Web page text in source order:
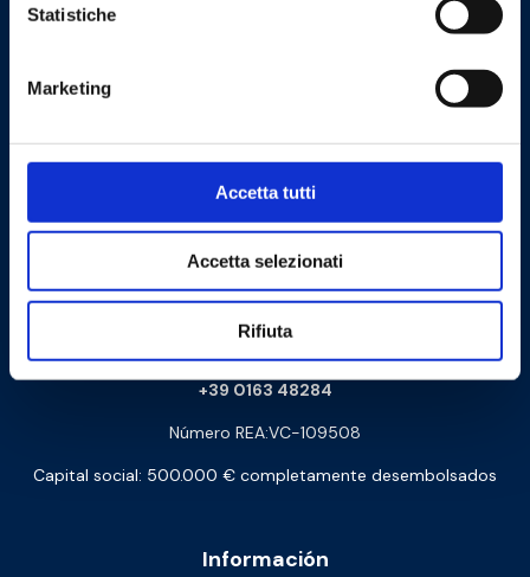
Statistiche
Marketing
Accetta tutti
Accetta selezionati
Rifiuta
Via Monte Fenera, 7 - 13018 Valduggia (VC) - ITALY
28075 Grignasco (NO) - ITALY
Correo electrónico certificado:
amministrazione@barberipec.it
Whistleblowing:whistleblowing@barberi.it
Información
+39 0163 48284
Número REA:VC-109508
Capital social: 500.000 € completamente desembolsados